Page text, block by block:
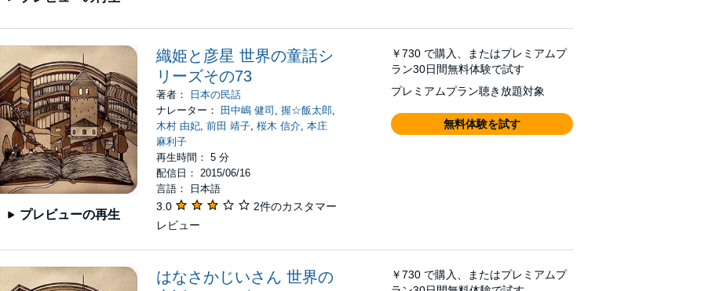
プレビューの再生
織姫と彦星 世界の童話シ
リーズその73
著者：
日本の民話
ナレーター： 田中嶋 健司 ,握☆飯太郎
木村 由妃 ,前田 靖子 ,桜木 信介 ,本庄
麻利子
再生時間： 5 分
配信日： 2015/06/16
言語： 日本語
3.0
2件のカスタマー
レビュー
￥730 で購入、またはプレミアムプ
ラン30日間無料体験で試す
プレミアムプラン聴き放題対象
無料体験を試す
はなさかじいさん 世界の
￥730 で購入、またはプレミアムプ